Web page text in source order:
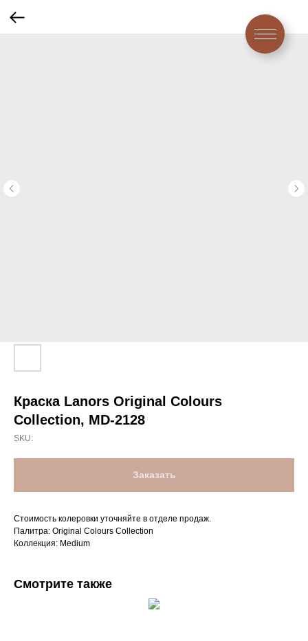
Краска Lanors Original Colours
Collection, MD-2128
SKU:
Заказать
Стоимость колеровки уточняйте в отделе продаж.
Палитра: Original Colours Collection
Коллекция: Medium
Смотрите также